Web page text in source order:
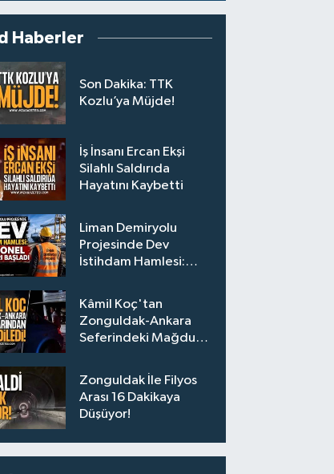
Haberler
Son Dakika: TTK
Kozlu’ya Müjde!
İş İnsanı Ercan Ekşi
Silahlı Saldırıda
Hayatını Kaybetti
Liman Demiryolu
Projesinde Dev
İstihdam Hamlesi:
Kâmil Koç'tan
Zonguldak-Ankara
Seferindeki Mağdur
Zonguldak İle Filyos
Arası 16 Dakikaya
Düşüyor!